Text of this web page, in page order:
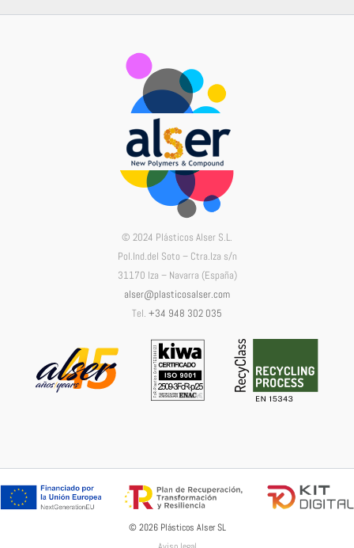
© 2024 Plásticos Alser S.L.
Pol.Ind.del Soto – Ctra.Iza s/n
31170 Iza – Navarra (España)
alser@plasticosalser.com
Tel. +34 948 302 035
© 2026 Plásticos Alser SL